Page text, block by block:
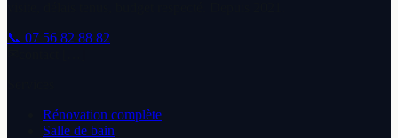
📞 07 56 82 88 82
Rénovation complète
Salle de bain